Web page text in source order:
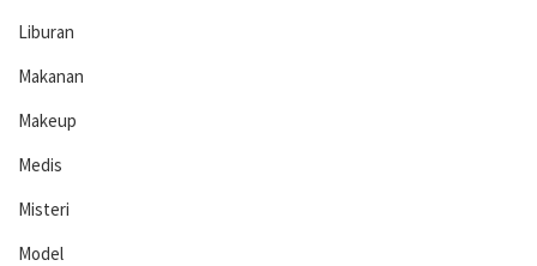
Liburan
Makanan
Makeup
Medis
Misteri
Model